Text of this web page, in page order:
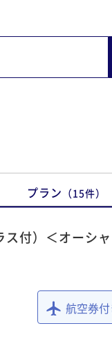
プラン （15件）
付）＜オーシ
航空券